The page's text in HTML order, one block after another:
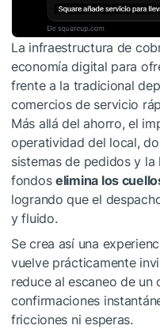
La infraestructura de
economía digital para
frente a la tradicional
comercios de servicio
Más allá del ahorro, el
operatividad del local,
sistemas de pedidos y
fondoselimina los
logrando que el
y fluido.
Se crea así una
vuelve prácticamente
reduce al escaneo de un
confirmaciones
fricciones ni esperas.